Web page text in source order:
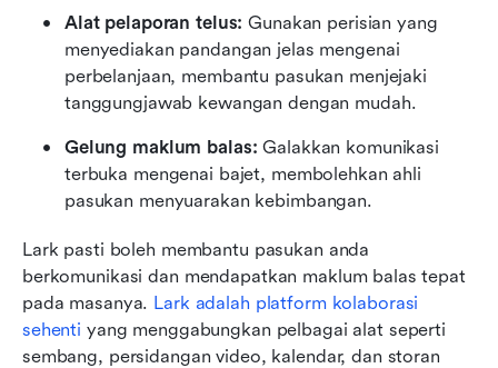
Alat pelaporan telus: Gunakan perisian yang
menyediakan pandangan jelas mengenai
perbelanjaan, membantu pasukan menjejaki
tanggungjawab kewangan dengan mudah.
Gelung maklum balas: Galakkan komunikasi
terbuka mengenai bajet, membolehkan ahli
pasukan menyuarakan kebimbangan.
Lark pasti boleh membantu pasukan anda
berkomunikasi dan mendapatkan maklum balas tepat
pada masanya. Lark adalah platform kolaborasi
sehenti yang menggabungkan pelbagai alat seperti
sembang, persidangan video, kalendar, dan storan